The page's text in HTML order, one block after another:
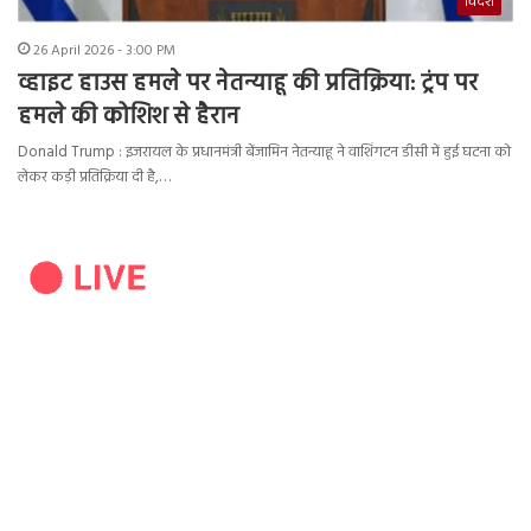
26 April 2026 - 3:00 PM
व्हाइट हाउस हमले पर नेतन्याहू की प्रतिक्रिया: ट्रंप पर
हमले की कोशिश से हैरान
Donald Trump : इजरायल के प्रधानमंत्री बेंजामिन नेतन्याहू ने वाशिंगटन डीसी में हुई घटना को
लेकर कड़ी प्रतिक्रिया दी है,…